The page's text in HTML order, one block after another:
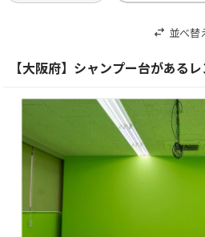
並べ替
【大阪府】シャンプー台がある